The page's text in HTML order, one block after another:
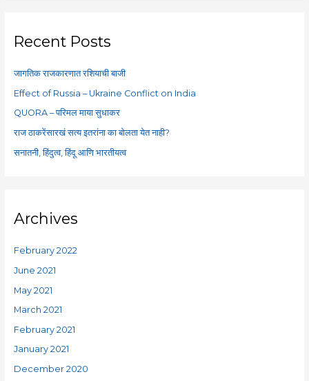
c
f
o
Recent Posts
जागतिक राजकारणात रशियाची बाजी
Effect of Russia – Ukraine Conflict on India
QUORA – परिमल माया सुधाकर
राज ठाकरेंसारखं सत्य इतरांना का बोलता येत नाही?
सनातनी, हिंदुत्व, हिंदू आणि भारतीयत्व
Archives
February 2022
June 2021
May 2021
March 2021
February 2021
January 2021
December 2020